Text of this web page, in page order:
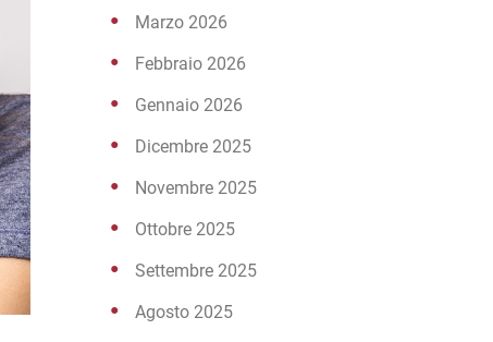
Marzo 2026
Febbraio 2026
Gennaio 2026
Dicembre 2025
Novembre 2025
Ottobre 2025
Settembre 2025
Agosto 2025